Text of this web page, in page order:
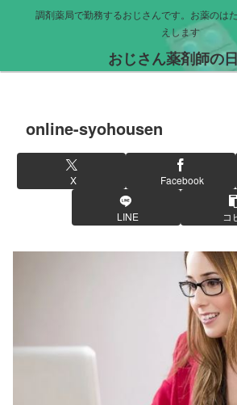
調剤薬局で勤務するおじさんです。お薬のは
えします
おじさん薬剤師の
online-syohousen
X Facebook
LINE コ